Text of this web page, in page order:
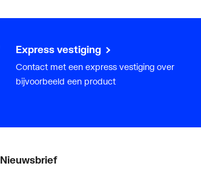
Express vestiging
Contact met een express vestiging over
bijvoorbeeld een product
Nieuwsbrief